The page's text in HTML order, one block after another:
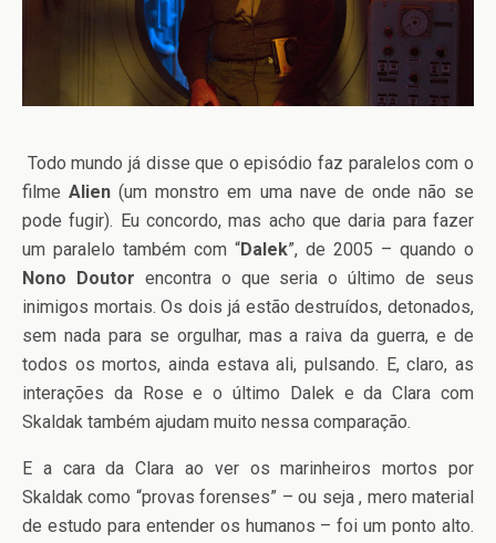
Todo mundo já disse que o episódio faz paralelos com o
filmeAlien (um monstro em uma nave de onde não se
pode fugir). Eu concordo, mas acho que daria para fazer
um paralelo também com “Dalek”, de 2005 – quando o
Nono Doutor encontra o que seria o último de seus
inimigos mortais. Os dois já estão destruídos, detonados,
sem nada para se orgulhar, mas a raiva da guerra, e de
todos os mortos, ainda estava ali, pulsando. E, claro, as
interações da Rose e o último Dalek e da Clara com
Skaldak também ajudam muito nessa comparação.
E a cara da Clara ao ver os marinheiros mortos por
Skaldak como “provas forenses” – ou seja , mero material
de estudo para entender os humanos – foi um ponto alto.